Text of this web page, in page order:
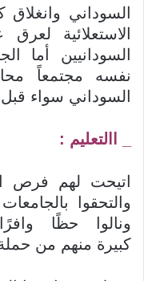
السوداني
الاستعلائية
السودانيين أما
نفسه مجتمعاً
السوداني سواء قبل
_ االتعليم :
اتيحت لهم فرص
والتحقوا
ونالوا حظًا
كبيرة منهم من